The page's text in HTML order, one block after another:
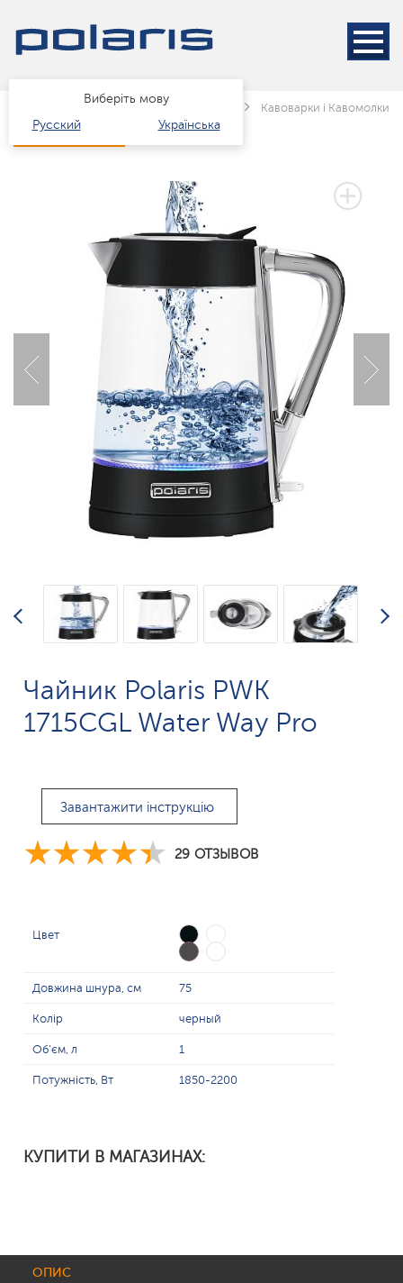
Виберіть мову
Русский
Українська
Каталог Техніка для кухні Кавоварки і Кавомолки
3 РОКИ ГАРАНТІЇ
Чайник Polaris PWK
1715CGL Water Way Pro
Завантажити інструкцію
29 ОТЗЫВОВ
Цвет
Довжина шнура, см 75
Колір черный
Об'єм, л 1
Потужність, Вт 1850-2200
КУПИТИ В МАГАЗИНАХ:
ОПИС